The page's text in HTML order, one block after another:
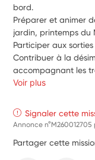
Préparer et animer
Contribuer à la
accompagnant les
Voir plus
Signaler cette
Annonce
Partager cette